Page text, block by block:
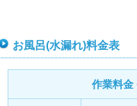
お風呂(水漏れ)料金表
作業料金